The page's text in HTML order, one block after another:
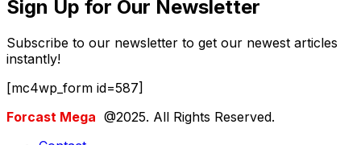
Sign Up for Our Newsletter
Subscribe to our newsletter to get our newest articles
instantly!
[mc4wp_form id=587]
Forcast Mega @2025. All Rights Reserved.